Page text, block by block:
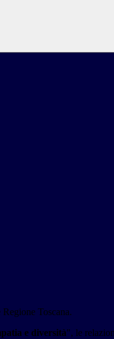
Toscana.
e diversità", le